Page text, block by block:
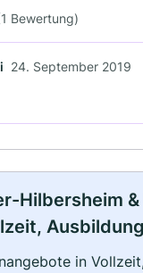
Bewertung)
24. September 2019
Hilbersheim
in